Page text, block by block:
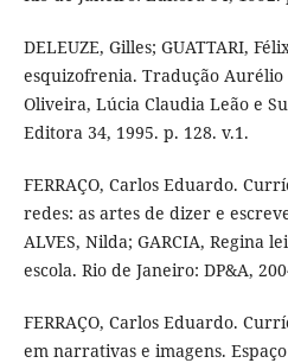
DELEUZE, Gilles; GUATTARI,
esquizofrenia. Tradução
Oliveira, Lúcia Claudia Leão e
Editora 34, 1995. p. 128. v.1.
FERRAÇO, Carlos Eduardo.
redes: as artes de dizer e
ALVES, Nilda; GARCIA, Regina
escola. Rio de Janeiro: DP&A,
FERRAÇO, Carlos Eduardo.
em narrativas e imagens.